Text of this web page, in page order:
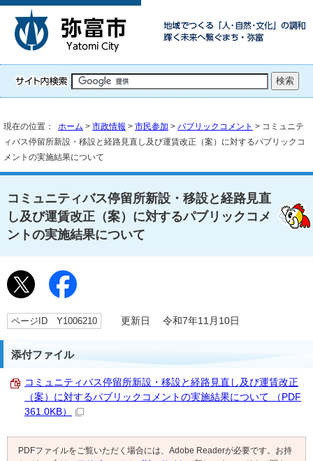
現在の位置： ホーム > 市政情報 > 市民参加 > パブリックコメント > コミュニテ
ィバス停留所新設・移設と経路見直し及び運賃改正（案）に対するパブリックコ
メントの実施結果について
コミュニティバス停留所新設・移設と経路見直
し及び運賃改正（案）に対するパブリックコメ
ントの実施結果について
ページID Y1006210 更新日 令和7年11月10日
添付ファイル
コミュニティバス停留所新設・移設と経路見直し及び運賃改正
（案）に対するパブリックコメントの実施結果について （PDF
361.0KB）
PDFファイルをご覧いただく場合には、Adobe Readerが必要です。お持